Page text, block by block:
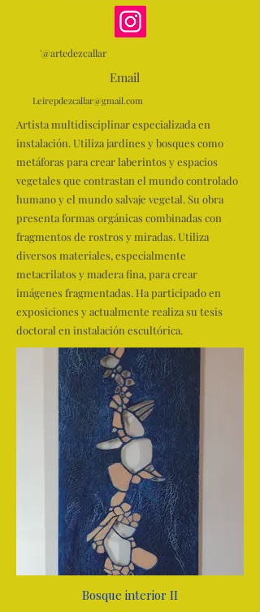
'@artedezcallar
Email
Leirepdezcallar@gmail.com
Artista multidisciplinar especializada en
instalación. Utiliza jardines y bosques como
metáforas para crear laberintos y espacios
vegetales que contrastan el mundo controlado
humano y el mundo salvaje vegetal. Su obra
presenta formas orgánicas combinadas con
fragmentos de rostros y miradas. Utiliza
diversos materiales, especialmente
metacrilatos y madera fina, para crear
imágenes fragmentadas. Ha participado en
exposiciones y actualmente realiza su tesis
doctoral en instalación escultórica.
Bosque interior II